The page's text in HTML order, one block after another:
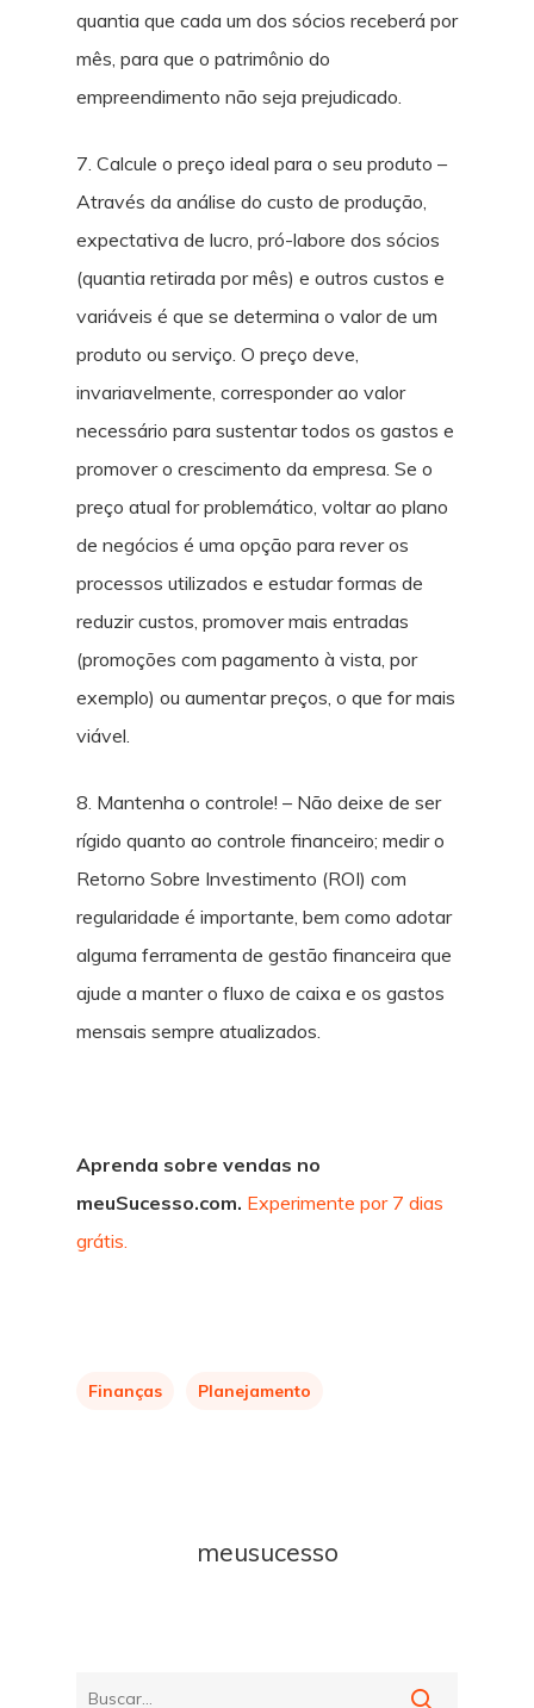
quantia que cada um dos sócios receberá por
mês, para que o patrimônio do
empreendimento não seja prejudicado.
7. Calcule o preço ideal para o seu produto –
Através da análise do custo de produção,
expectativa de lucro, pró-labore dos sócios
(quantia retirada por mês) e outros custos e
variáveis é que se determina o valor de um
produto ou serviço. O preço deve,
invariavelmente, corresponder ao valor
necessário para sustentar todos os gastos e
promover o crescimento da empresa. Se o
preço atual for problemático, voltar ao plano
de negócios é uma opção para rever os
processos utilizados e estudar formas de
reduzir custos, promover mais entradas
(promoções com pagamento à vista, por
exemplo) ou aumentar preços, o que for mais
viável.
8. Mantenha o controle! – Não deixe de ser
rígido quanto ao controle financeiro; medir o
Retorno Sobre Investimento (ROI) com
regularidade é importante, bem como adotar
alguma ferramenta de gestão financeira que
ajude a manter o fluxo de caixa e os gastos
mensais sempre atualizados.
Aprenda sobre vendas no
meuSucesso.com. Experimente por 7 dias
grátis.
Finanças Planejamento
meusucesso